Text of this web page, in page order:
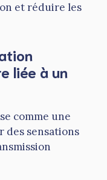
et réduire les
liée à un
comme une
des sensations